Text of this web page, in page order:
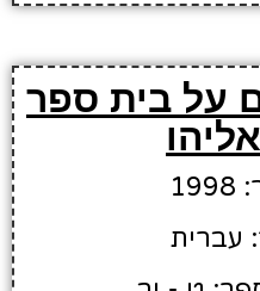
על בית ספר
עברית